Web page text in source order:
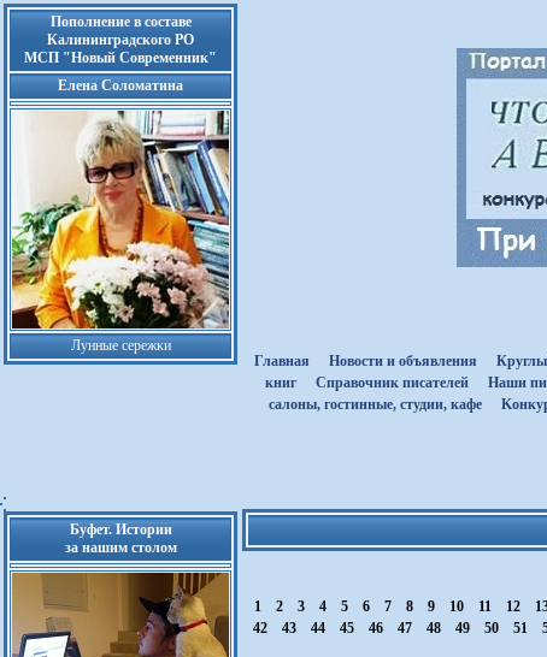
Пополнение в составе
Калининградского РО
МСП "Новый Современник"
Елена Соломатина
Лунные сережки
Главная
Новости и объявления
книг
Cправочник писателей Наши
салоны, гостинные, студии, кафе
Буфет. Истории
за нашим столом
1 2 3 4 5 6 7 8 9 10 11 12
42
43 44 45 46 47 48 49 50 51